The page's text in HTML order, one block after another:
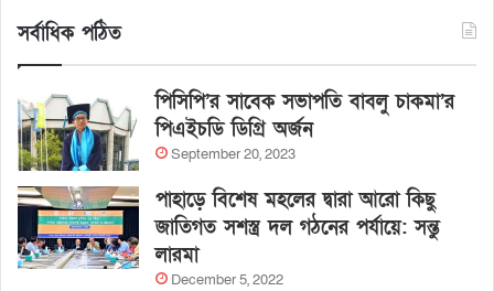
সর্বাধিক পঠিত
পিসিপি’র সাবেক সভাপতি বাবলু চাকমা’র
পিএইচডি ডিগ্রি অর্জন
September 20, 2023
পাহাড়ে বিশেষ মহলের দ্বারা আরো কিছু
জাতিগত সশস্ত্র দল গঠনের পর্যায়ে: সন্তু
লারমা
December 5, 2022